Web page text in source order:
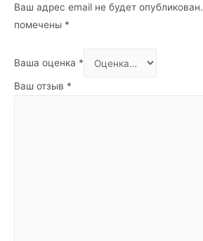
Ваш адрес email не будет опубликован.
помечены *
Ваша оценка *
Ваш отзыв *